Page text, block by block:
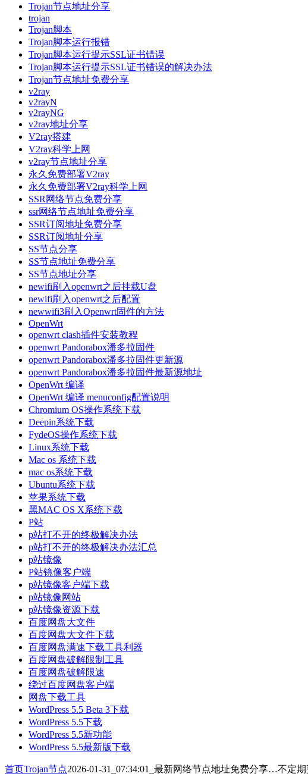
Trojan节点地址分享
trojan
Trojan脚本
Trojan脚本运行报错
Trojan脚本运行提示SSL证书错误
Trojan脚本运行提示SSL证书错误的解决办法
Trojan节点地址免费分享
v2ray
v2rayN
v2rayNG
v2ray地址分享
V2ray搭建
V2ray科学上网
v2ray节点地址分享
永久免费部署V2ray
永久免费部署V2ray科学上网
SSR网络节点免费分享
ssr网络节点地址免费分享
SSR订阅地址免费分享
SSR订阅地址分享
SS节点分享
SS节点地址免费分享
SS节点地址分享
newifi刷入openwrt之后挂载U盘
newifi刷入openwrt之后配置
newwifi3刷入Openwrt固件的方法
OpenWrt
openwrt clash插件安装教程
openwrt Pandorabox潘多拉固件
openwrt Pandorabox潘多拉固件更新源
openwrt Pandorabox潘多拉固件最新源地址
OpenWrt 编译
OpenWrt 编译 menuconfig配置说明
Chromium OS操作系统下载
Deepin系统下载
FydeOS操作系统下载
Linux系统下载
Mac os 系统下载
mac os系统下载
Ubuntu系统下载
苹果系统下载
黑MAC OS X系统下载
P站
p站打不开的终极解决办法
p站打不开的终极解决办法汇总
p站镜像
P站镜像客户端
p站镜像客户端下载
p站镜像网站
p站镜像资源下载
百度网盘大文件
百度网盘大文件下载
百度网盘满速下载工具利器
百度网盘破解限制工具
百度网盘破解限速
绕过百度网盘客户端
网盘下载工具
WordPress 5.5 Beta 3下载
WordPress 5.5下载
WordPress 5.5新功能
WordPress 5.5最新版下载
首页Trojan节点2026-01-31_07:34:01_最新网络节点地址免费分享…不